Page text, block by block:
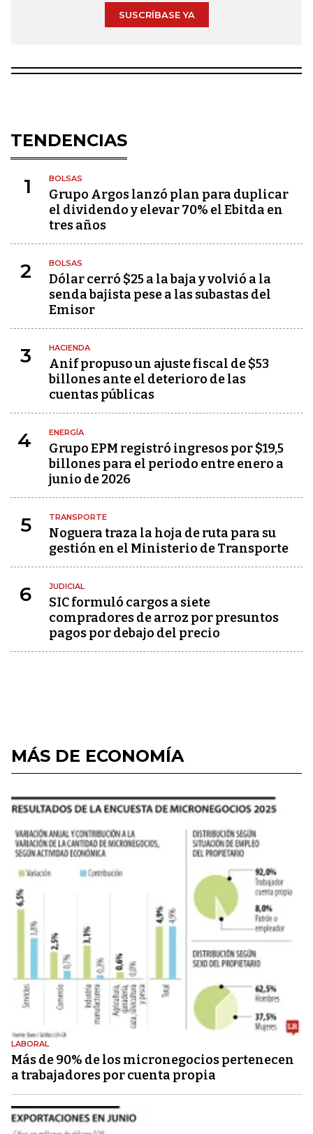
SUSCRÍBASE YA
TENDENCIAS
1 BOLSAS
Grupo Argos lanzó plan para duplicar
el dividendo y elevar 70% el Ebitda en
tres años
2 BOLSAS
Dólar cerró $25 a la baja y volvió a la
senda bajista pese a las subastas del
Emisor
3 HACIENDA
Anif propuso un ajuste fiscal de $53
billones ante el deterioro de las
cuentas públicas
4 ENERGÍA
Grupo EPM registró ingresos por $19,5
billones para el periodo entre enero a
junio de 2026
5 TRANSPORTE
Noguera traza la hoja de ruta para su
gestión en el Ministerio de Transporte
6 JUDICIAL
SIC formuló cargos a siete
compradores de arroz por presuntos
pagos por debajo del precio
MÁS DE ECONOMÍA
LABORAL
Más de 90% de los micronegocios pertenecen
a trabajadores por cuenta propia